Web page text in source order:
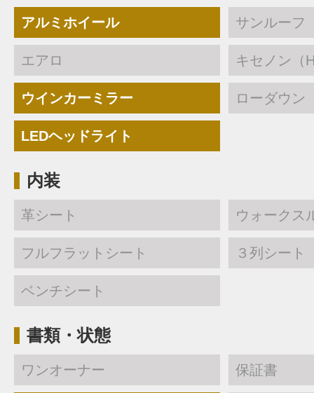
アルミホイール サンルーフ
エアロ キセノン（
ウインカーミラー ローダウン
LEDヘッドライト
内装
革シート ウォークス
フルフラットシート ３列シート
ベンチシート
書類・状態
ワンオーナー 保証書